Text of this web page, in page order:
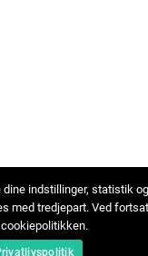
indstillinger, statistik
med tredjepart. Ved